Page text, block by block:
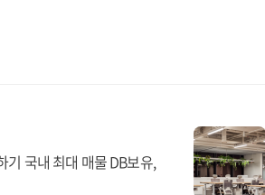
기 국내 최대 매물 DB보유,